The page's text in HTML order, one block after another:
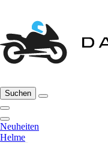
Suchen
Neuheiten
Helme